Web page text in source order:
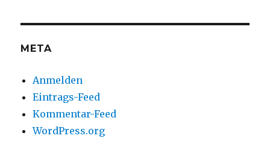
META
Anmelden
Eintrags-Feed
Kommentar-Feed
WordPress.org